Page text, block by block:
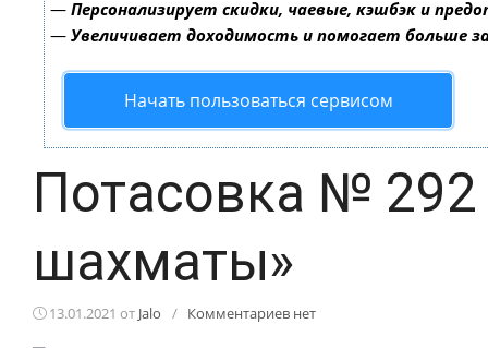
— Персонализирует скидки, чаевые, кэшбэк и
— Увеличивает доходимость и помогает больше
Начать пользоваться сервисом
Потасовка №
шахматы»
13.01.2021 от Jalo / Комментариев нет